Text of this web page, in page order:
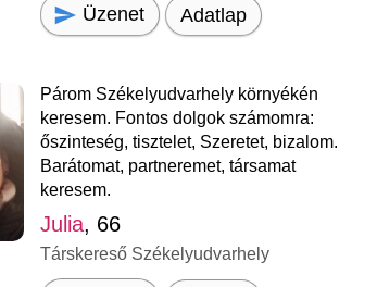
Üzenet Adatlap
Párom Székelyudvarhely környékén
keresem. Fontos dolgok számomra:
őszinteség, tisztelet, Szeretet, bizalom.
Barátomat, partneremet, társamat
keresem.
Julia, 66
Társkereső Székelyudvarhely